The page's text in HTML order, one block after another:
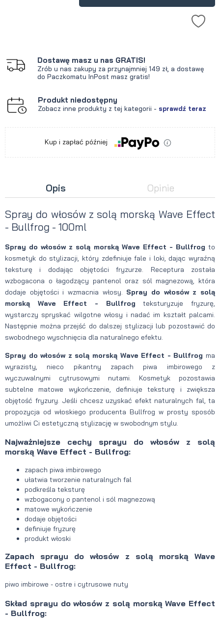
produkt pojawił się w sprzedaży.
Dostawę masz u nas GRATIS!
Zrób u nas zakupy za przynajmniej 149 zł, a dostawę
do Paczkomatu InPost masz gratis!
Produkt niedostępny
Zobacz inne produkty z tej kategorii - sprawdź teraz
Kup i zapłać później
Opis Opinie
Spray do włosów z solą morską Wave Effect
- Bullfrog - 100ml
Spray do włosów z solą morską Wave Effect - Bullfrog to
kosmetyk do stylizacji, który zdefiniuje fale i loki, dając wyraźną
teksturę i dodając objętości fryzurze. Receptura została
wzbogacona o łagodzący pantenol oraz sól magnezową, która
dodaje objętości i wzmacnia włosy. Spray do włosów z solą
morską Wave Effect - Bullfrog teksturyzuje fryzurę,
wystarczy spryskać wilgotne włosy i nadać im kształt palcami.
Następnie można przejść do dalszej stylizacji lub pozostawić do
swobodnego wyschnięcia dla naturalnego efektu.
Spray do włosów z solą morską Wave Effect - Bullfrog ma
wyrazisty, nieco pikantny zapach piwa imbirowego z
wyczuwalnymi cytrusowymi nutami. Kosmetyk pozostawia
subtelne matowe wykończenie, definiuje teksturę i zwiększa
objętość fryzury. Jeśli chcesz uzyskać efekt naturalnych fal, ta
propozycja od włoskiego producenta Bullfrog w prosty sposób
umożliwi Ci estetyczną stylizację w swobodnym stylu.
Najważniejsze cechy sprayu do włosów z solą
morską Wave Effect - Bullfrog:
zapach piwa imbirowego
ułatwia tworzenie naturalnych fal
podkreśla teksturę
wzbogacony o pantenol i sól magnezową
matowe wykończenie
dodaje objętości
definiuje fryzurę
produkt włoski
Zapach sprayu do włosów z solą morską Wave
Effect - Bullfrog:
piwo imbirowe - ostre i cytrusowe nuty
Skład sprayu do włosów z solą morską Wave Effect
- Bullfrog: